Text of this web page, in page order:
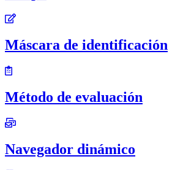
Máscara de identificación
Método de evaluación
Navegador dinámico